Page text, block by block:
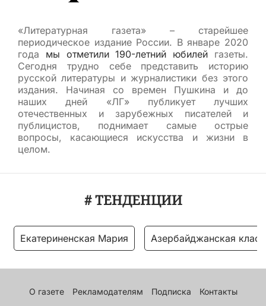
«Литературная газета» – старейшее
периодическое издание России. В январе 2020
года мы отметили 190-летний юбилей газеты.
Сегодня трудно себе представить историю
русской литературы и журналистики без этого
издания. Начиная со времен Пушкина и до
наших дней «ЛГ» публикует лучших
отечественных и зарубежных писателей и
публицистов, поднимает самые острые
вопросы, касающиеся искусства и жизни в
целом.
# ТЕНДЕНЦИИ
Екатериненская Мария Азербайджанская
О газете Рекламодателям Подписка Контакты